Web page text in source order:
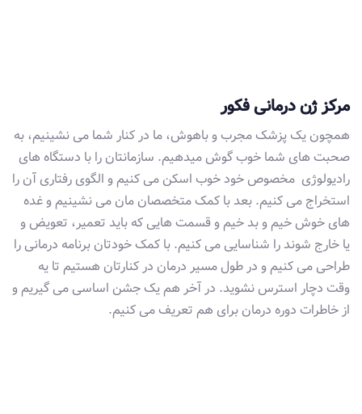
مرکز ژن درمانی فکور
همچون یک پزشک مجرب و باهوش، ما در کنار شما می نشینیم، به
صحبت های شما خوب گوش میدهیم. سازمانتان را با دستگاه های
رادیولوژی مخصوص خود خوب اسکن می کنیم و الگوی رفتاری آن را
استخراج می کنیم. بعد با کمک متخصصان مان می نشینیم و غده
های خوش خیم و بد خیم و قسمت هایی که باید تعمیر، تعویض و
یا خارج شوند را شناسایی می کنیم. با کمک خودتان برنامه درمانی را
طراحی می کنیم و در طول مسیر درمان در کنارتان هستیم تا یه
وقت دچار استرس نشوید. در آخر هم یک جشن اساسی می گیریم و
از خاطرات دوره درمان برای هم تعریف می کنیم.